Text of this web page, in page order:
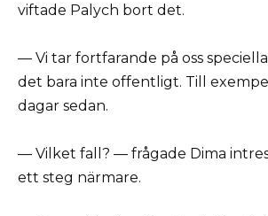
viftade Palych bort det.
— Vi tar fortfarande på oss
det bara inte offentligt. Till
dagar sedan.
— Vilket fall? — frågade Dima
ett steg närmare.